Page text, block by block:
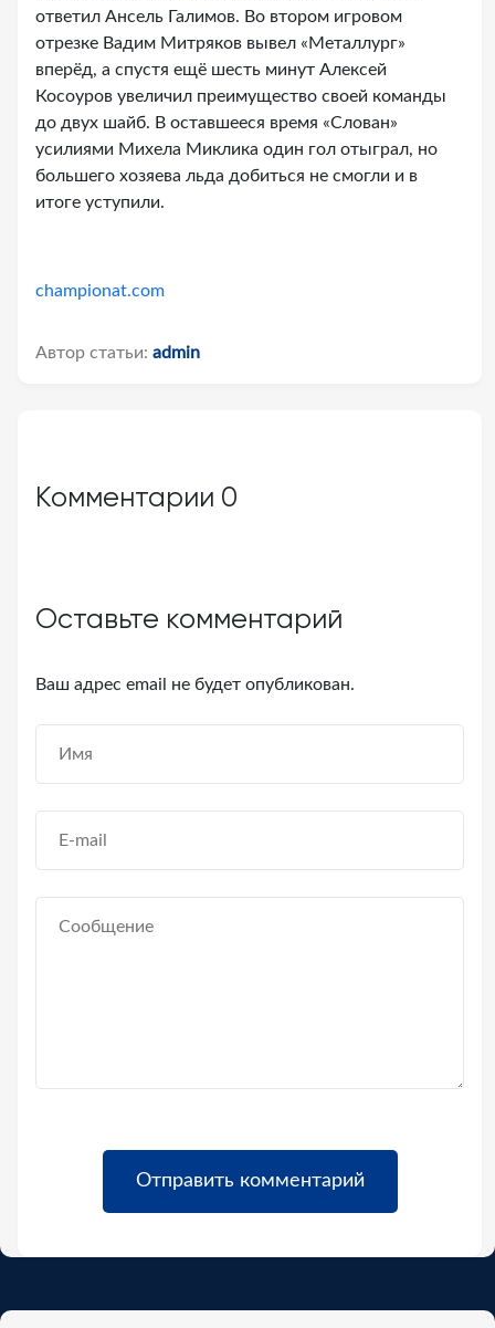
ответил Ансель Галимов. Во втором игровом
отрезке Вадим Митряков вывел «Металлург»
вперёд, а спустя ещё шесть минут Алексей
Косоуров увеличил преимущество своей команды
до двух шайб. В оставшееся время «Слован»
усилиями Михела Миклика один гол отыграл, но
большего хозяева льда добиться не смогли и в
итоге уступили.
championat.com
Автор статьи: admin
Комментарии 0
Оставьте комментарий
Ваш адрес email не будет опубликован.